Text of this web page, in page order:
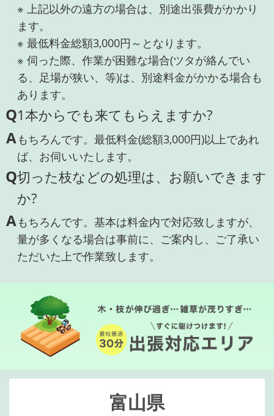
※ 上記以外の遠方の場合は、別途出張費がかかり
ます。
※ 最低料金総額3,000円～となります。
※ 伺った際、作業が困難な場合(ツタが絡んでい
る、足場が狭い、等)は、別途料金がかかる場合も
あります。
Q1本からでも来てもらえますか?
Aもちろんです。最低料金(総額3,000円)以上であれ
ば、お伺いいたします。
Q切った枝などの処理は、お願いできます
か?
Aもちろんです。基本は料金内で対応致しますが、
量が多くなる場合は事前に、ご案内し、ご了承い
ただいた上で作業致します。
富山県